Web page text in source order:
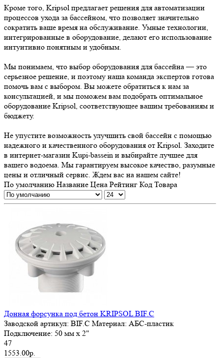
Кроме того, Kripsol предлагает решения для автоматизации
процессов ухода за бассейном, что позволяет значительно
сократить ваше время на обслуживание. Умные технологии,
интегрированные в оборудование, делают его использование
интуитивно понятным и удобным.
Мы понимаем, что выбор оборудования для бассейна — это
серьезное решение, и поэтому наша команда экспертов готова
помочь вам с выбором. Вы можете обратиться к нам за
консультацией, и мы поможем вам подобрать оптимальное
оборудование Kripsol, соответствующее вашим требованиям и
бюджету.
Не упустите возможность улучшить свой бассейн с помощью
надежного и качественного оборудования от Kripsol. Заходите
в интернет-магазин Kupi-bassein и выбирайте лучшее для
вашего водоема. Мы гарантируем высокое качество, разумные
цены и отличный сервис. Ждем вас на нашем сайте!
По умолчанию Название Цена Рейтинг Код Товара
Донная форсунка под бетон KRIPSOL BIF.C
Заводской артикул: BIF.C Материал: АБС-пластик
Подключение: 50 мм x 2"
47
1553.00р.